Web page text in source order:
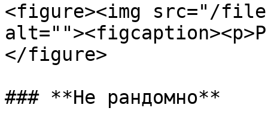
<figure><img src="/files/
</figure>
### **Не рандомно**